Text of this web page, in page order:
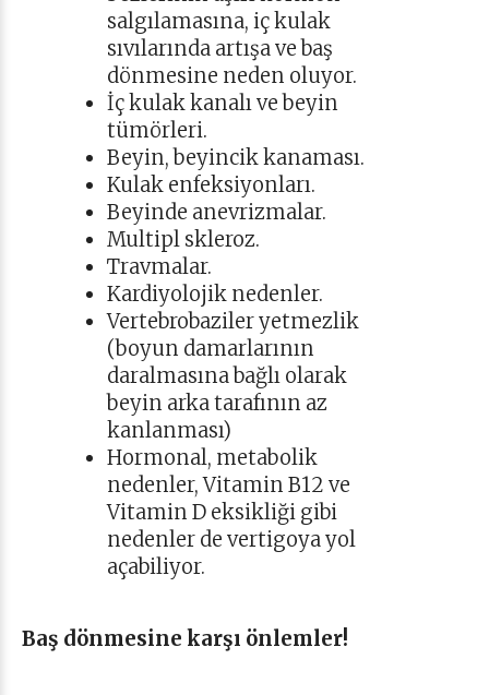
salgılamasına, iç kulak
sıvılarında artışa ve baş
dönmesine neden oluyor.
İç kulak kanalı ve beyin
tümörleri.
Beyin, beyincik kanaması.
Kulak enfeksiyonları.
Beyinde anevrizmalar.
Multipl skleroz.
Travmalar.
Kardiyolojik nedenler.
Vertebrobaziler yetmezlik
(boyun damarlarının
daralmasına bağlı olarak
beyin arka tarafının az
kanlanması)
Hormonal, metabolik
nedenler, Vitamin B12 ve
Vitamin D eksikliği gibi
nedenler de vertigoya yol
açabiliyor.
Baş dönmesine karşı önlemler!